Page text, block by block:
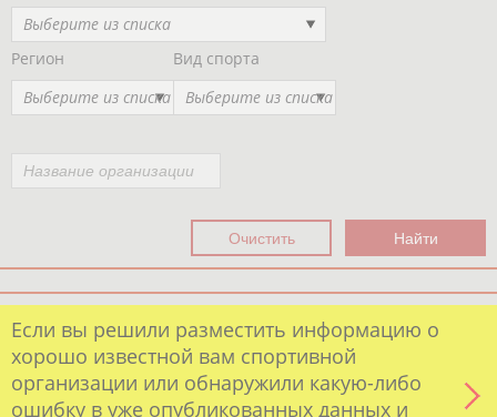
Выберите из списка
Регион
Выберите из списка
Вид спорта
Выберите из списка
Если вы решили разместить информацию о
хорошо известной вам спортивной
организации или обнаружили какую-либо
ошибку в уже опубликованных данных и